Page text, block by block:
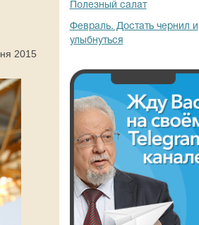
2015
Полезный салат
Февраль. Достать чернил и
улыбнуться